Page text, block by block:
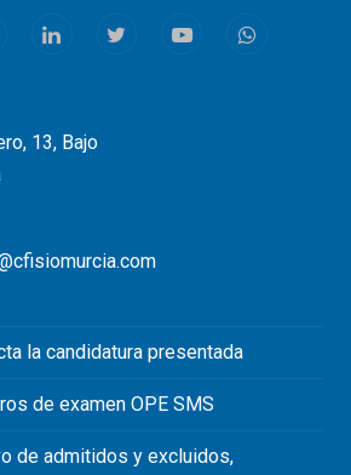
LinkedInTwitterYoutubeWhatsapp
13, Bajo
la candidatura presentada
de examen OPE SMS
de admitidos y excluidos,